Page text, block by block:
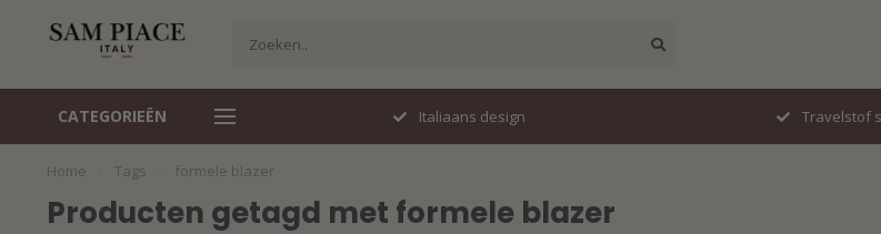
CATEGORIEËN
Perfecte pasvorm Italiaans design Travelstof
Home Tags formele blazer
Producten getagd met formele blazer